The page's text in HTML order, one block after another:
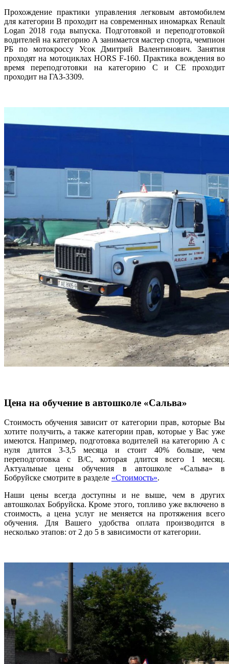
Прохождение практики управления легковым автомобилем
для категории B проходит на современных иномарках Renault
Logan 2018 года выпуска. Подготовкой и переподготовкой
водителей на категорию А занимается мастер спорта, чемпион
РБ по мотокроссу Усок Дмитрий Валентинович. Занятия
проходят на мотоциклах HORS F-160. Практика вождения во
время переподготовки на категорию С и СЕ проходит
проходит на ГАЗ-3309.
Цена на обучение в автошколе «Сальва»
Стоимость обучения зависит от категории прав, которые Вы
хотите получить, а также категории прав, которые у Вас уже
имеются. Например, подготовка водителей на категорию А с
нуля длится 3-3,5 месяца и стоит 40% больше, чем
переподготовка с B/C, которая длится всего 1 месяц.
Актуальные цены обучения в автошколе «Сальва» в
Бобруйске смотрите в разделе «Стоимость».
Наши цены всегда доступны и не выше, чем в других
автошколах Бобруйска. Кроме этого, топливо уже включено в
стоимость, а цена услуг не меняется на протяжения всего
обучения. Для Вашего удобства оплата производится в
несколько этапов: от 2 до 5 в зависимости от категории.